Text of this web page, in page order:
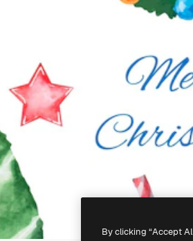
By clicking “Accept